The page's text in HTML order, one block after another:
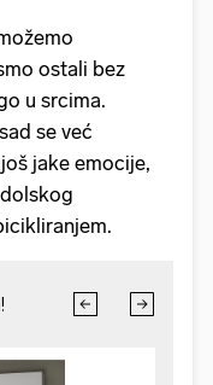
ostali bez
u srcima.
se već
jake emocije,